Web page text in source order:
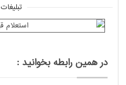
تبلیغات
در همین رابطه بخوانید :